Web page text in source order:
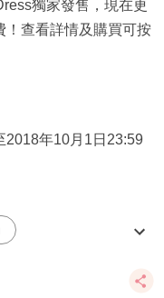
獨家發售，現在更
！查看詳情及購買可按
2018年10月1日23:59